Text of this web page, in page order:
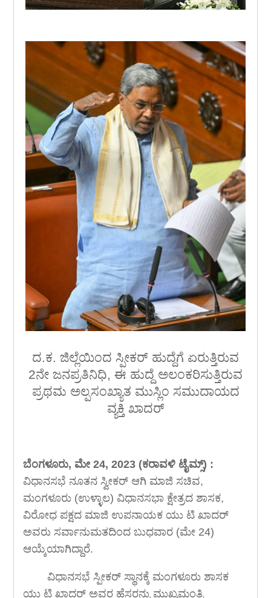
ದ.ಕ. ಜಿಲ್ಲೆಯಿಂದ ಸ್ಪೀಕರ್ ಹುದ್ದೆಗೆ ಏರುತ್ತಿರುವ
2ನೇ ಜನಪ್ರತಿನಿಧಿ, ಈ ಹುದ್ದೆ ಅಲಂಕರಿಸುತ್ತಿರುವ
ಪ್ರಥಮ ಅಲ್ಪಸಂಖ್ಯಾತ ಮುಸ್ಲಿಂ ಸಮುದಾಯದ
ವ್ಯಕ್ತಿ ಖಾದರ್
ಬೆಂಗಳೂರು, ಮೇ 24, 2023 (ಕರಾವಳಿ ಟೈಮ್ಸ್) :
ವಿಧಾನಸಭೆ ನೂತನ ಸ್ವೀಕರ್ ಆಗಿ ಮಾಜಿ ಸಚಿವ,
ಮಂಗಳೂರು (ಉಳ್ಳಾಲ) ವಿಧಾನಸಭಾ ಕ್ಷೇತ್ರದ ಶಾಸಕ,
ವಿರೋಧ ಪಕ್ಷದ ಮಾಜಿ ಉಪನಾಯಕ ಯು ಟಿ ಖಾದರ್
ಅವರು ಸರ್ವಾನುಮತದಿಂದ ಬುಧವಾರ (ಮೇ 24)
ಆಯ್ಕೆಯಾಗಿದ್ದಾರೆ.
ವಿಧಾನಸಭೆ ಸ್ಪೀಕರ್ ಸ್ಥಾನಕ್ಕೆ ಮಂಗಳೂರು ಶಾಸಕ
ಯು ಟಿ ಖಾದರ್ ಅವರ ಹೆಸರನ್ನು ಮುಖ್ಯಮಂತ್ರಿ